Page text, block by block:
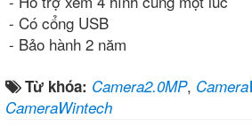
- Có cổng USB
- Bảo hành 2 năm
Từ khóa: Camera2.0MP,
CameraWintech